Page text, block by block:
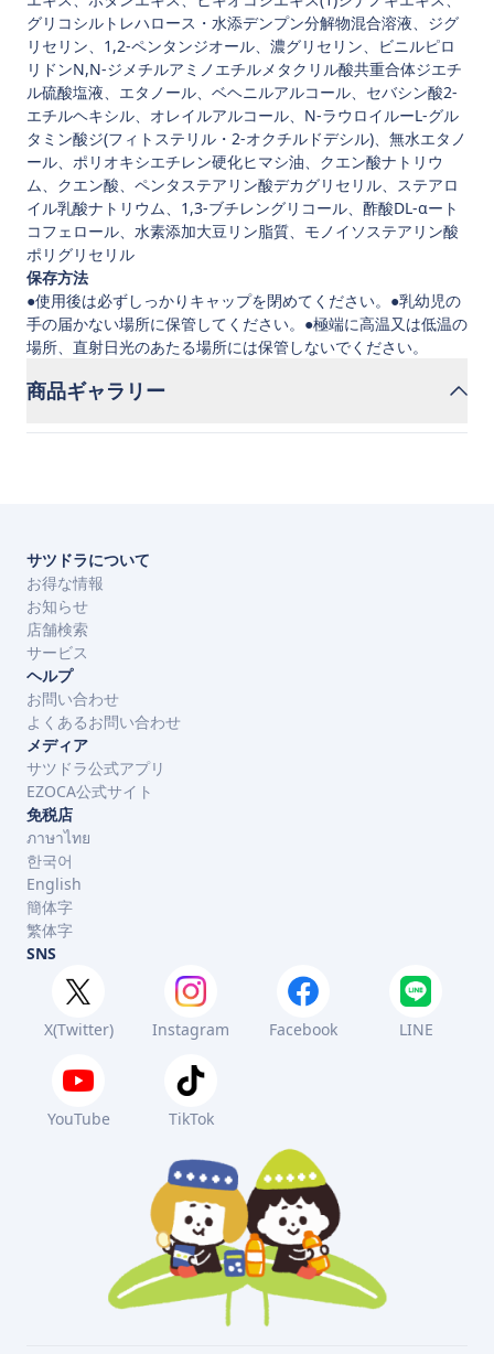
グリコシルトレハロース・水添デンプン分解物混合溶液、ジグ
リセリン、1,2-ペンタンジオール、濃グリセリン、ビニルピロ
リドンN,N-ジメチルアミノエチルメタクリル酸共重合体ジエチ
ル硫酸塩液、エタノール、ベヘニルアルコール、セバシン酸2-
エチルヘキシル、オレイルアルコール、N-ラウロイルーL-グル
タミン酸ジ(フィトステリル・2-オクチルドデシル)、無水エタノ
ール、ポリオキシエチレン硬化ヒマシ油、クエン酸ナトリウ
ム、クエン酸、ペンタステアリン酸デカグリセリル、ステアロ
イル乳酸ナトリウム、1,3-ブチレングリコール、酢酸DL-αート
コフェロール、水素添加大豆リン脂質、モノイソステアリン酸
ポリグリセリル
保存方法
●使用後は必ずしっかりキャップを閉めてください。●乳幼児の
手の届かない場所に保管してください。●極端に高温又は低温の
場所、直射日光のあたる場所には保管しないでください。
商品ギャラリー
サツドラについて
お得な情報
お知らせ
店舗検索
サービス
ヘルプ
お問い合わせ
よくあるお問い合わせ
メディア
サツドラ公式アプリ
EZOCA公式サイト
免税店
ภาษาไทย
한국어
English
簡体字
繁体字
SNS
X(Twitter) Instagram Facebook LINE
YouTube TikTok